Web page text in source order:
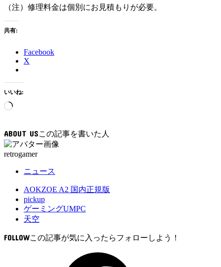
（注）修理料金は個別にお見積もりが必要。
共有:
Facebook
X
いいね:
読
み
中…
ABOUT US
retrogamer
ニュース
AOKZOE A2 国内正規版
pickup
ゲーミングUMPC
天空
FOLLOW